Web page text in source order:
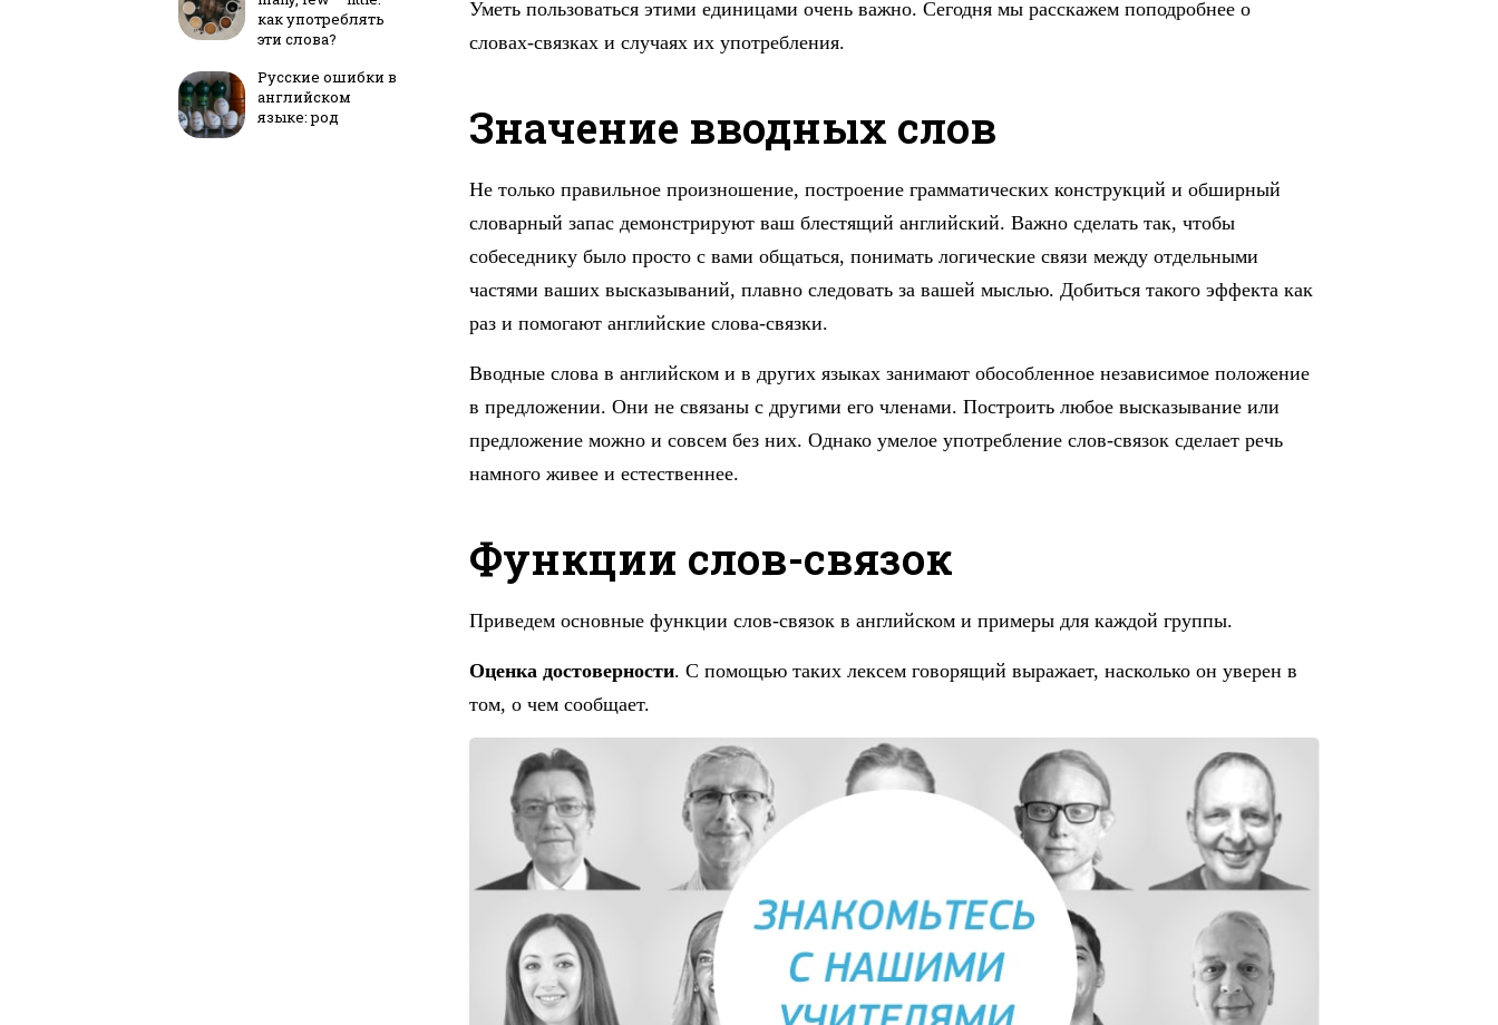
как употреблять
эти слова?
Русские ошибки в
английском
языке: род
Уметь пользоваться этими единицами очень важно. Сегодня мы расскажем поподробнее о
словах-связках и случаях их употребления.
Значение вводных слов
Не только правильное произношение, построение грамматических конструкций и обширный
словарный запас демонстрируют ваш блестящий английский. Важно сделать так, чтобы
собеседнику было просто с вами общаться, понимать логические связи между отдельными
частями ваших высказываний, плавно следовать за вашей мыслью. Добиться такого эффекта как
раз и помогают английские слова-связки.
Вводные слова в английском и в других языках занимают обособленное независимое положение
в предложении. Они не связаны с другими его членами. Построить любое высказывание или
предложение можно и совсем без них. Однако умелое употребление слов-связок сделает речь
намного живее и естественнее.
Функции слов-связок
Приведем основные функции слов-связок в английском и примеры для каждой группы.
Оценка достоверности. С помощью таких лексем говорящий выражает, насколько он уверен в
том, о чем сообщает.